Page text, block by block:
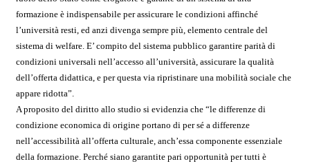
formazione è indispensabile per assicurare le condizioni affinché
l’università resti, ed anzi divenga sempre più, elemento centrale del
sistema di welfare. E’ compito del sistema pubblico garantire parità di
condizioni universali nell’accesso all’università, assicurare la qualità
dell’offerta didattica, e per questa via ripristinare una mobilità sociale che
appare ridotta”.
A proposito del diritto allo studio si evidenzia che “le differenze di
condizione economica di origine portano di per sé a differenze
nell’accessibilità all’offerta culturale, anch’essa componente essenziale
della formazione. Perché siano garantite pari opportunità per tutti è